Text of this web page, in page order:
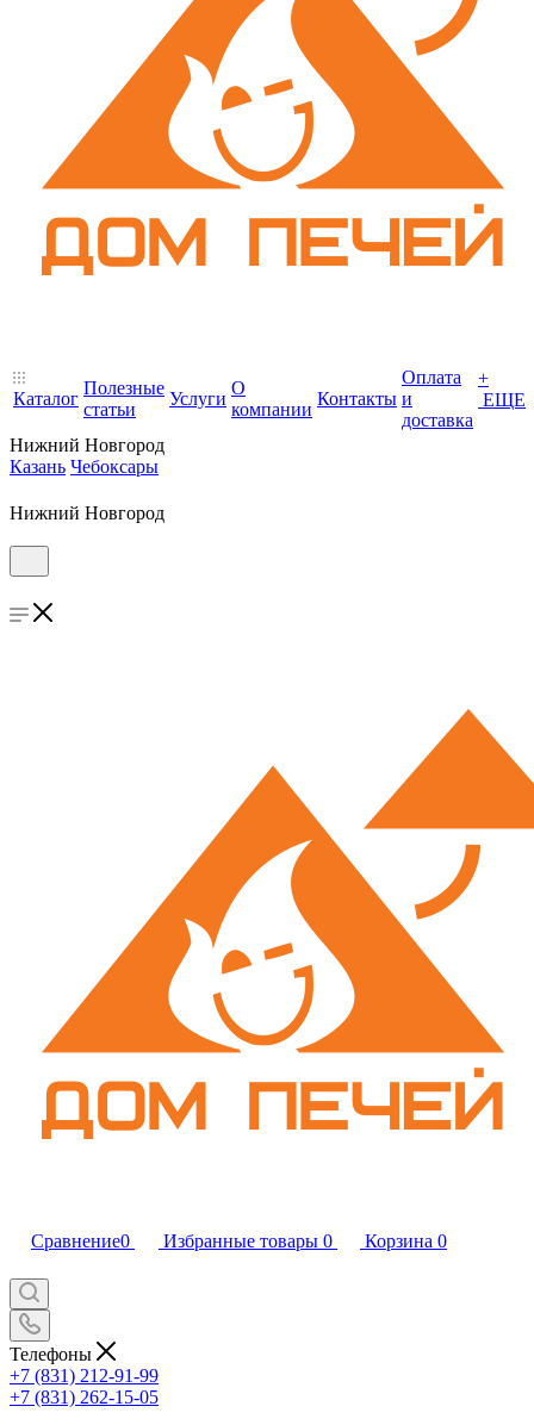
Каталог
Полезные
статьи
Услуги
О
компании
Контакты
Оплата
и
доставка
+
ЕЩЕ
Нижний Новгород
Казань Чебоксары
Нижний Новгород
Сравнение0 Избранные товары 0 Корзина 0
Телефоны
+7 (831) 212-91-99
+7 (831) 262-15-05